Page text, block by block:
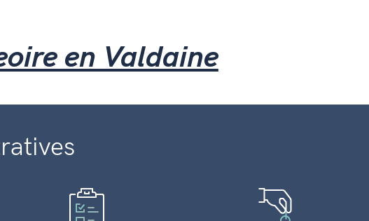
en Valdaine